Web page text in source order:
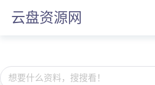
云盘资源网
想要什么资料，搜搜看！